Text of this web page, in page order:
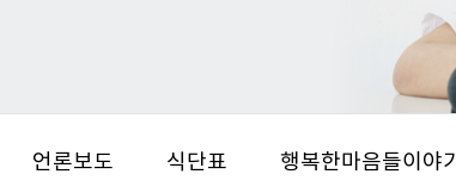
언론보도 식단표 행복한마음들이야기